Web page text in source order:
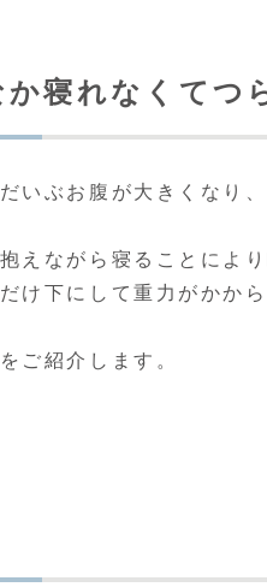
寝れなくてつ
いぶお腹が大きくなり
えながら寝ることによ
け下にして重力がかか
ご紹介します。